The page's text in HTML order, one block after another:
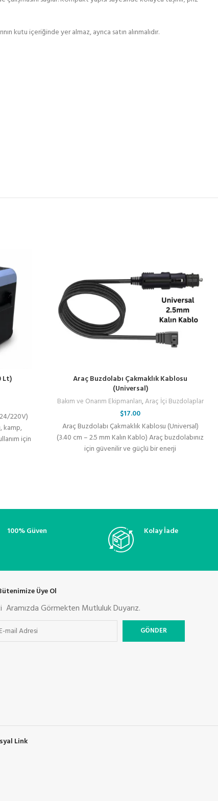
kutu içeriğinde yer almaz, ayrıca satın alınmalıdır.
Lt)
220V)
kamp,
için
Araç Buzdolabı Çakmaklık Kablosu
(Universal)
Bakım ve Onarım Ekipmanları,Araç İçi Buzdolaplar
$17.00
Araç Buzdolabı Çakmaklık Kablosu (Universal)
(3.40 cm – 2.5 mm Kalın Kablo) Araç buzdolabınız
için güvenilir ve güçlü bir enerji
100% Güven Kolay İade
Üye Ol
Aramızda Görmekten Mutluluk Duyarız.
Link